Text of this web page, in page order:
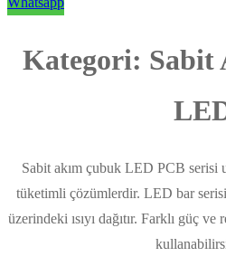
Kategori: Sabit
Sabit akım çubuk LED PCB serisi
tüketimli çözümlerdir. LED bar
üzerindeki ısıyı dağıtır. Farklı güç